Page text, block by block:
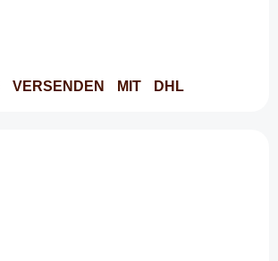
VERSENDEN MIT DHL